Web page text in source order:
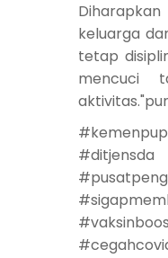
keluarga
tetap
mencuci
#ditjensda